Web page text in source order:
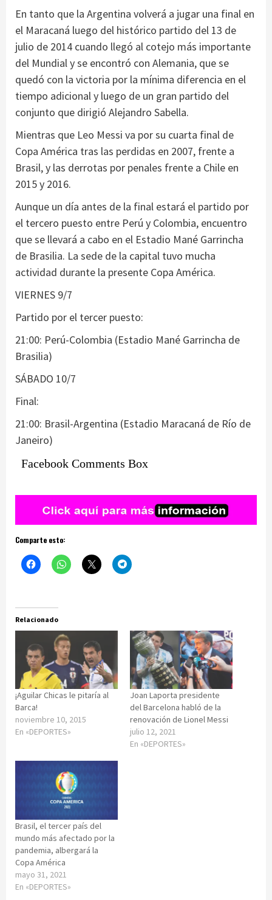
En tanto que la Argentina volverá a jugar una final en
el Maracaná luego del histórico partido del 13 de
julio de 2014 cuando llegó al cotejo más importante
del Mundial y se encontró con Alemania, que se
quedó con la victoria por la mínima diferencia en el
tiempo adicional y luego de un gran partido del
conjunto que dirigió Alejandro Sabella.
Mientras que Leo Messi va por su cuarta final de
Copa América tras las perdidas en 2007, frente a
Brasil, y las derrotas por penales frente a Chile en
2015 y 2016.
Aunque un día antes de la final estará el partido por
el tercero puesto entre Perú y Colombia, encuentro
que se llevará a cabo en el Estadio Mané Garrincha
de Brasilia. La sede de la capital tuvo mucha
actividad durante la presente Copa América.
VIERNES 9/7
Partido por el tercer puesto:
21:00: Perú-Colombia (Estadio Mané Garrincha de
Brasilia)
SÁBADO 10/7
Final:
21:00: Brasil-Argentina (Estadio Maracaná de Río de
Janeiro)
Facebook Comments Box
Comparte esto:
Relacionado
¡Aguilar Chicas le pitaría al
Barca!
noviembre 10, 2015
En «DEPORTES»
Joan Laporta presidente
del Barcelona habló de la
renovación de Lionel Messi
julio 12, 2021
En «DEPORTES»
Brasil, el tercer país del
mundo más afectado por la
pandemia, albergará la
Copa América
mayo 31, 2021
En «DEPORTES»